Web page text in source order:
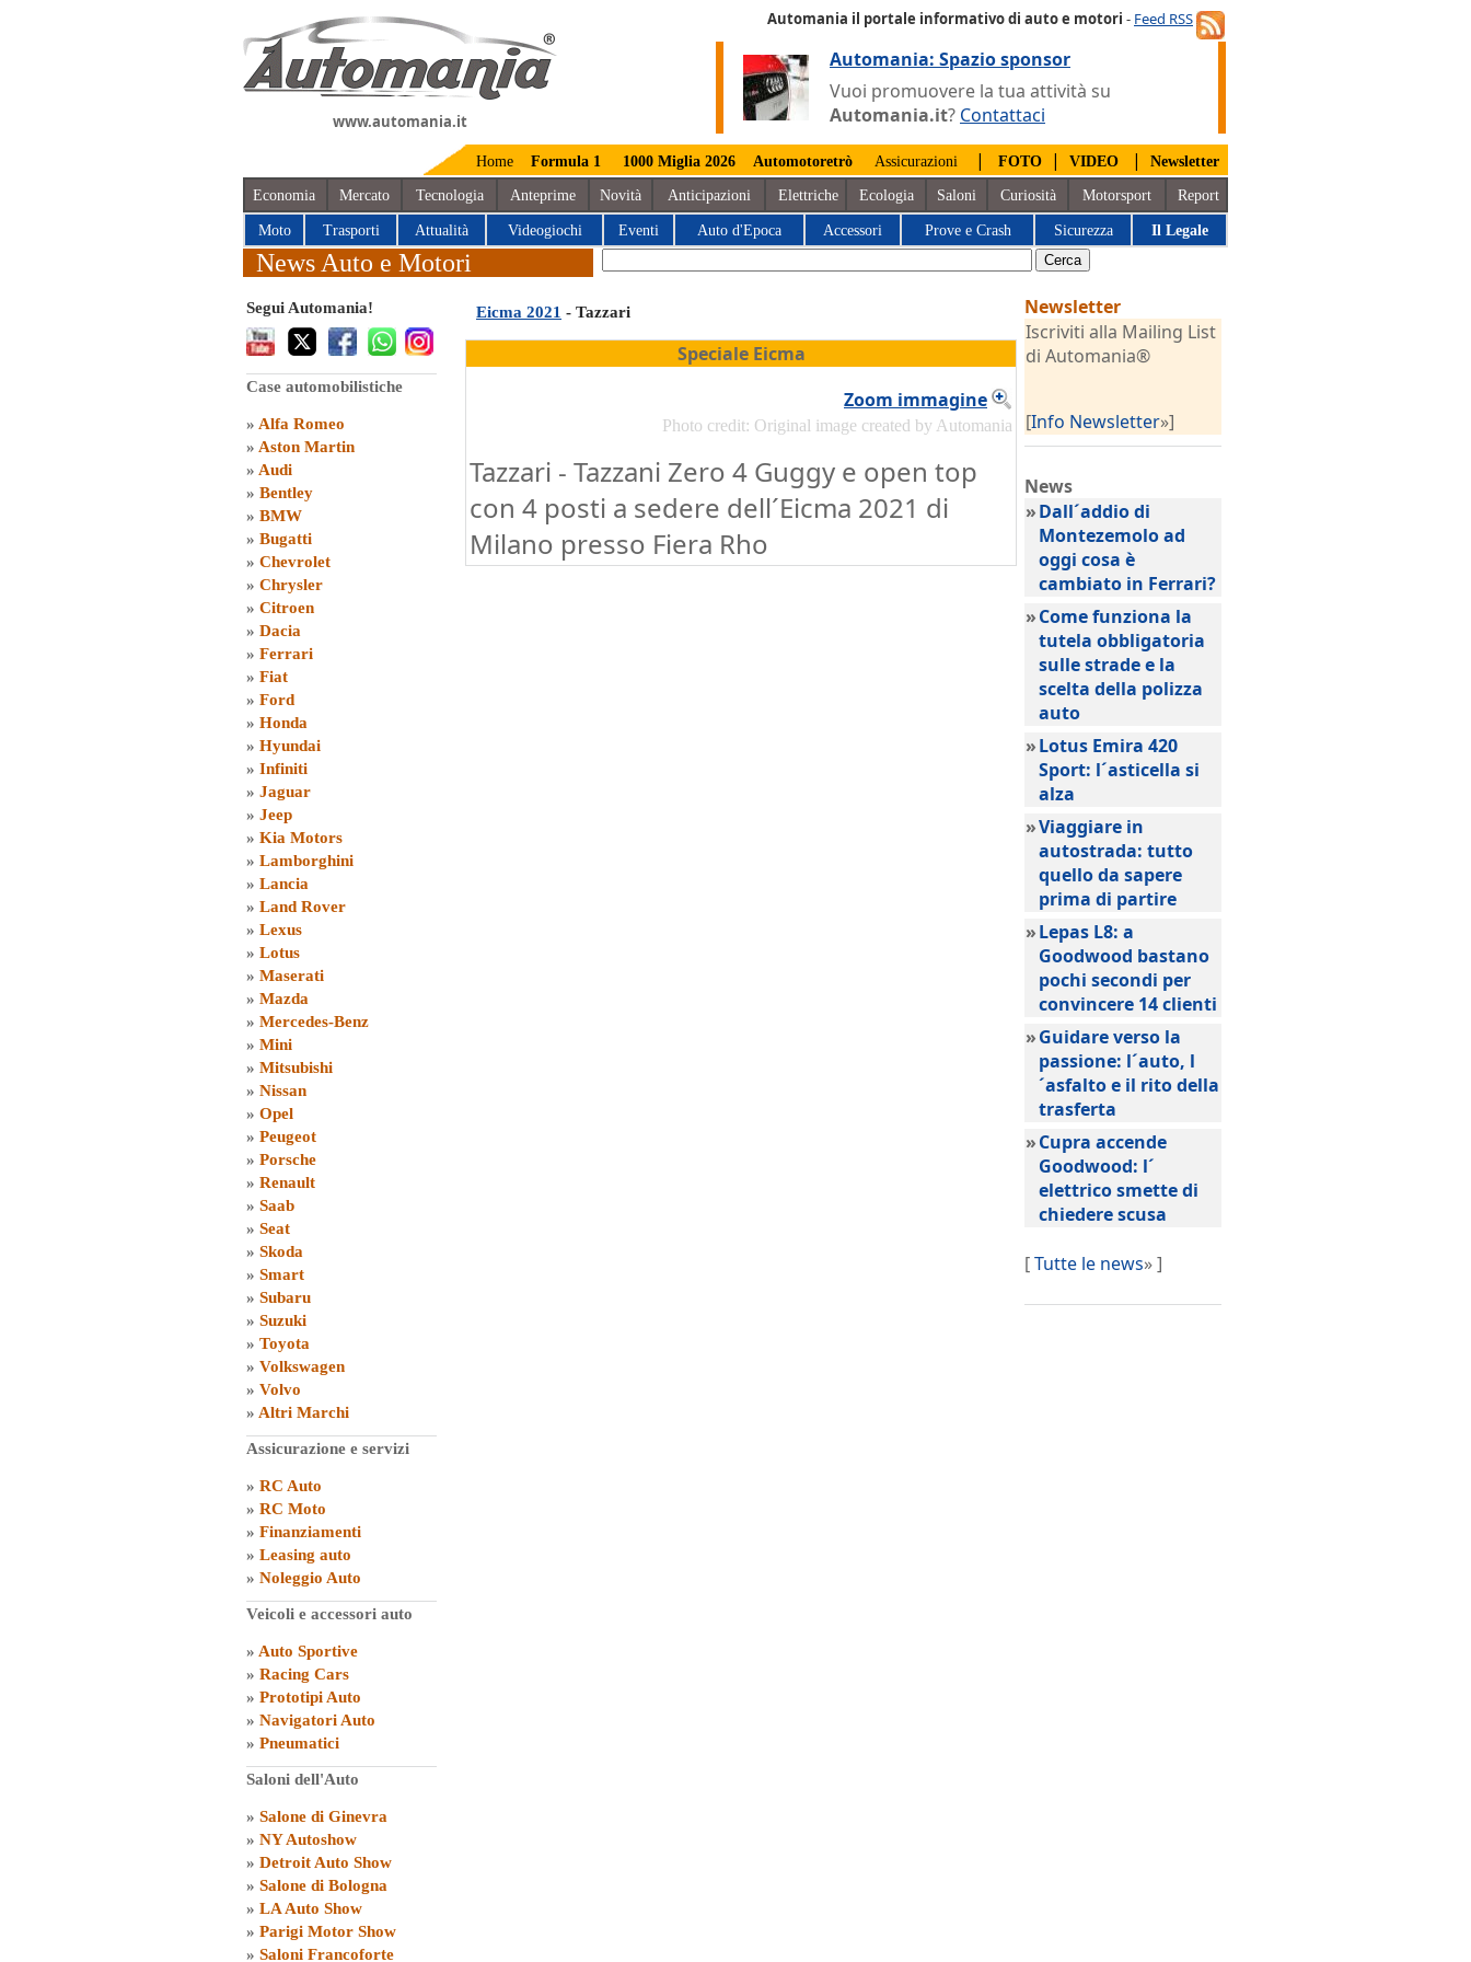
www.automania.it
Automania il portale informativo di auto e motori - Feed RSS
Automania: Spazio sponsor
Vuoi promuovere la tua attività su
Automania.it? Contattaci
Home Formula 1 1000 Miglia 2026 Automotoretrò Assicurazioni | FOTO | VIDEO | Newsletter
Economia Mercato Tecnologia Anteprime Novità Anticipazioni Elettriche Ecologia Saloni Curiosità Motorsport Report
Moto Trasporti Attualità Videogiochi Eventi Auto d'Epoca Accessori Prove e Crash Sicurezza Il Legale
News Auto e Motori
Segui Automania!
Case automobilistiche
» Alfa Romeo
» Aston Martin
» Audi
» Bentley
» BMW
» Bugatti
» Chevrolet
» Chrysler
» Citroen
» Dacia
» Ferrari
» Fiat
» Ford
» Honda
» Hyundai
» Infiniti
» Jaguar
» Jeep
» Kia Motors
» Lamborghini
» Lancia
» Land Rover
» Lexus
» Lotus
» Maserati
» Mazda
» Mercedes-Benz
» Mini
» Mitsubishi
» Nissan
» Opel
» Peugeot
» Porsche
» Renault
» Saab
» Seat
» Skoda
» Smart
» Subaru
» Suzuki
» Toyota
» Volkswagen
» Volvo
» Altri Marchi
Assicurazione e servizi
» RC Auto
» RC Moto
» Finanziamenti
» Leasing auto
» Noleggio Auto
Veicoli e accessori auto
» Auto Sportive
» Racing Cars
» Prototipi Auto
» Navigatori Auto
» Pneumatici
Saloni dell'Auto
» Salone di Ginevra
» NY Autoshow
» Detroit Auto Show
» Salone di Bologna
» LA Auto Show
» Parigi Motor Show
» Saloni Francoforte
Eicma 2021 - Tazzari
Speciale Eicma
Zoom immagine
Photo credit: Original image created by Automania
Tazzari - Tazzani Zero 4 Guggy e open top
con 4 posti a sedere dell´Eicma 2021 di
Milano presso Fiera Rho
Newsletter
Iscriviti alla Mailing List
di Automania®
[Info Newsletter»]
News
»Dall´addio di
Montezemolo ad
oggi cosa è
cambiato in Ferrari?
»Come funziona la
tutela obbligatoria
sulle strade e la
scelta della polizza
auto
»Lotus Emira 420
Sport: l´asticella si
alza
»Viaggiare in
autostrada: tutto
quello da sapere
prima di partire
»Lepas L8: a
Goodwood bastano
pochi secondi per
convincere 14 clienti
»Guidare verso la
passione: l´auto, l
´asfalto e il rito della
trasferta
»Cupra accende
Goodwood: l´
elettrico smette di
chiedere scusa
[Tutte le news» ]